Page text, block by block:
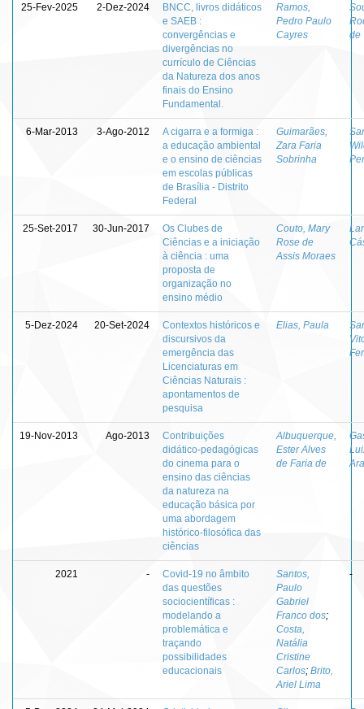
25-Fev-2025 2-Dez-2024
BNCC, livros didáticos
e SAEB :
convergências e
divergências no
currículo de Ciências
da Natureza dos anos
finais do Ensino
Fundamental.
Ramos,
Pedro Paulo
Cayres
de
6-Mar-2013 3-Ago-2012
A cigarra e a formiga :
a educação ambiental
e o ensino de ciências
em escolas públicas
de Brasília - Distrito
Federal
Guimarães,
Zara Faria
Sobrinha
25-Set-2017 30-Jun-2017
Os Clubes de
Ciências e a iniciação
à ciência : uma
proposta de
organização no
ensino médio
Couto, Mary
Rose de
Assis Moraes
5-Dez-2024 20-Set-2024
Contextos históricos e
discursivos da
emergência das
Licenciaturas em
Ciências Naturais :
apontamentos de
pesquisa
Elias, Paula
19-Nov-2013 Ago-2013
Contribuições
didático-pedagógicas
do cinema para o
ensino das ciências
da natureza na
educação básica por
uma abordagem
histórico-filosófica das
ciências
Albuquerque,
Ester Alves
de Faria de
2021 -
Covid-19 no âmbito
das questões
sociocientíficas :
modelando a
problemática e
traçando
possibilidades
educacionais
Santos,
Paulo
Gabriel
Franco dos;
Costa,
Natália
Cristine
Carlos; Brito,
Ariel Lima
-